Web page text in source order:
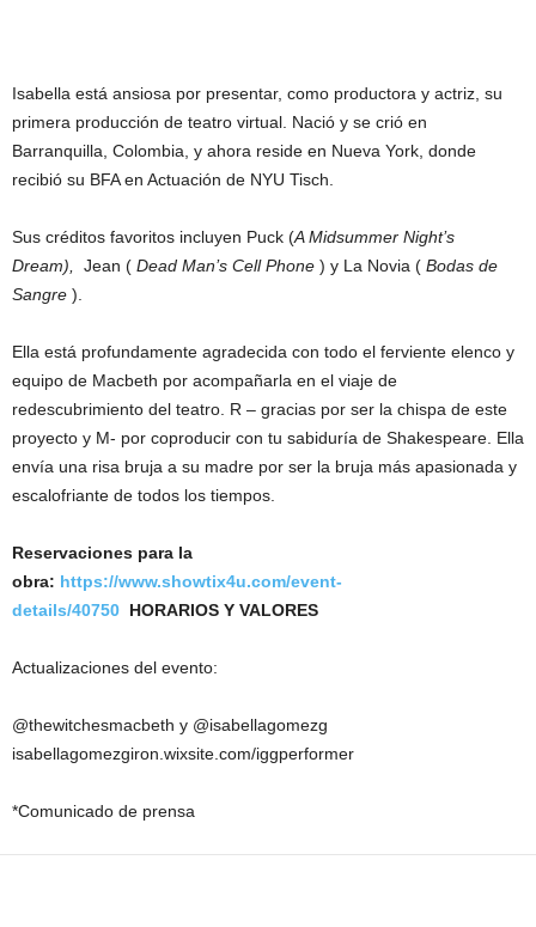
Isabella está ansiosa por presentar, como productora y actriz, su
primera producción de teatro virtual. Nació y se crió en
Barranquilla, Colombia, y ahora reside en Nueva York, donde
recibió su BFA en Actuación de NYU Tisch.
Sus créditos favoritos incluyen Puck (A Midsummer Night’s
Dream),
Jean ( Dead Man’s Cell Phone ) y La Novia ( Bodas de
Sangre ).
Ella está profundamente agradecida con todo el ferviente elenco y
equipo de Macbeth por acompañarla en el viaje de
redescubrimiento del teatro. R – gracias por ser la chispa de este
proyecto y M- por coproducir con tu sabiduría de Shakespeare. Ella
envía una risa bruja a su madre por ser la bruja más apasionada y
escalofriante de todos los tiempos.
Reservaciones para la
obra: https://www.showtix4u.com/event-
details/40750 HORARIOS Y VALORES
Actualizaciones del evento:
@thewitchesmacbeth y @isabellagomezg
isabellagomezgiron.wixsite.com/iggperformer
*Comunicado de prensa